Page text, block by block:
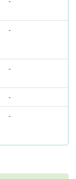
-
-
-
-